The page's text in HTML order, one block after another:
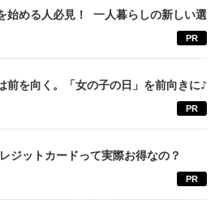
始める人必見！ 一人暮らしの新しい選
PR
前を向く。「女の子の日」を前向きに♪
PR
ジットカードって実際お得なの？
PR